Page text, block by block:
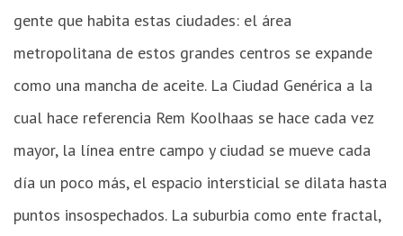
gente que habita estas ciudades: el área
metropolitana de estos grandes centros se expande
como una mancha de aceite. La Ciudad Genérica a la
cual hace referencia Rem Koolhaas se hace cada vez
mayor, la línea entre campo y ciudad se mueve cada
día un poco más, el espacio intersticial se dilata hasta
puntos insospechados. La suburbia como ente fractal,